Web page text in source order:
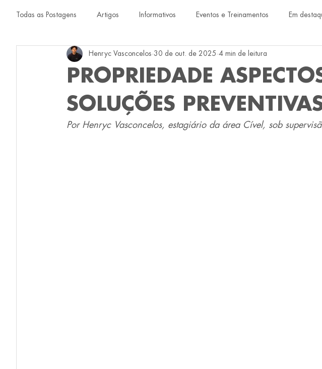
Todas as Postagens Artigos Informativos Eventos e Treinamentos Em
PROPRIEDADE
SOLUÇÕES
Henryc Vasconcelos 30 de out. de 2025 4 min de leitura
Por Henryc Vasconcelos, estagiário da área Cível, sob